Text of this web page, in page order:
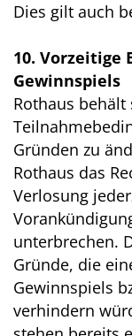
Dies gilt auch
10. Vorzeitige
Gewinnspiels
Rothaus
Gründen zu
Rothaus das
Verlosung
unterbrechen.
Gründe, die
Gewinnspiels
verhindern